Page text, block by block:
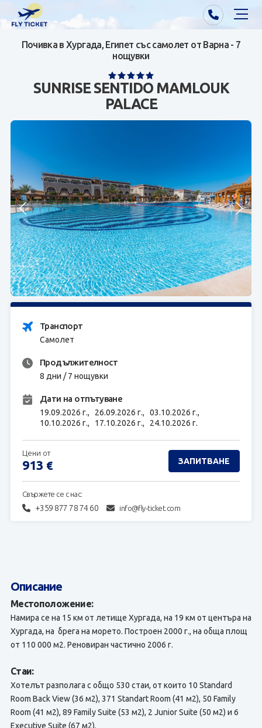
Почивки от Варна
Почивки от София/Пловдив/Бургас
Визи
Контакти
За нас
ЗАПИТВАНЕ
Почивка в Хургада, Египет със самолет от Варна - 7
нощувки
SUNRISE SENTIDO MAMLOUK
PALACE
Транспорт
Самолет
Продължителност
8 дни / 7 нощувки
Дати на отпътуване
19.09.2026 г., 26.09.2026 г., 03.10.2026 г.,
10.10.2026 г., 17.10.2026 г., 24.10.2026 г.
Свържете се с нас:
+359 877 78 74 60 info@fly-ticket.com
Цени от
913 € ЗАПИТВАНЕ
Описание
Местоположение:
Намира се на 15 км от летище Хургада, на 19 км от центъра на
Хургада, на брега на морето. Построен 2000 г., на обща площ
от 110 000 м2. Реновиран частично 2006 г.
Стаи:
Хотелът разполага с общо 530 стаи, от които 10 Standard
Room Back View (36 м2), 371 Standart Room (41 м2), 50 Family
Room (41 м2), 89 Family Suite (53 м2), 2 Junior Suite (50 м2) и 6
Executive Suite (67 м2).